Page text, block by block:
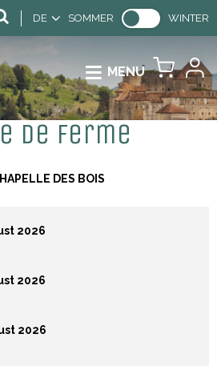
DE SOMMER WINTER
MENU
de ferme
DES BOIS
2026
2026
2026